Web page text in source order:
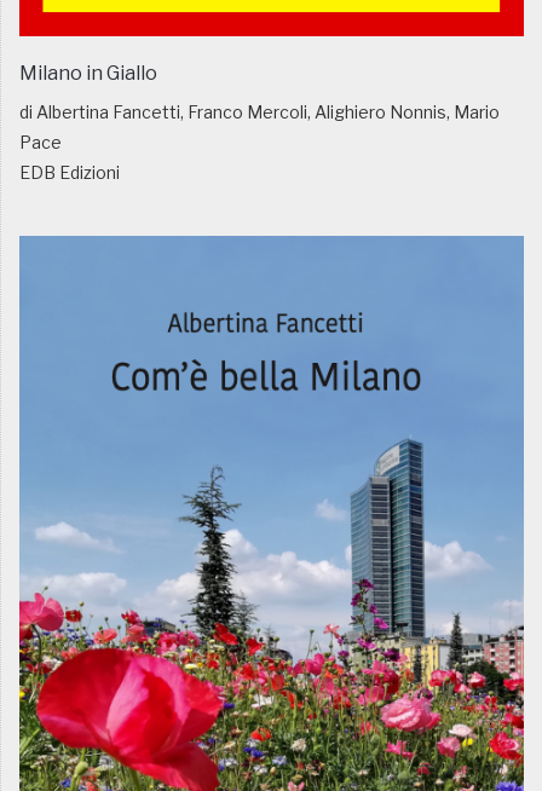
Milano in Giallo
di Albertina Fancetti, Franco Mercoli, Alighiero Nonnis, Mario
Pace
EDB Edizioni